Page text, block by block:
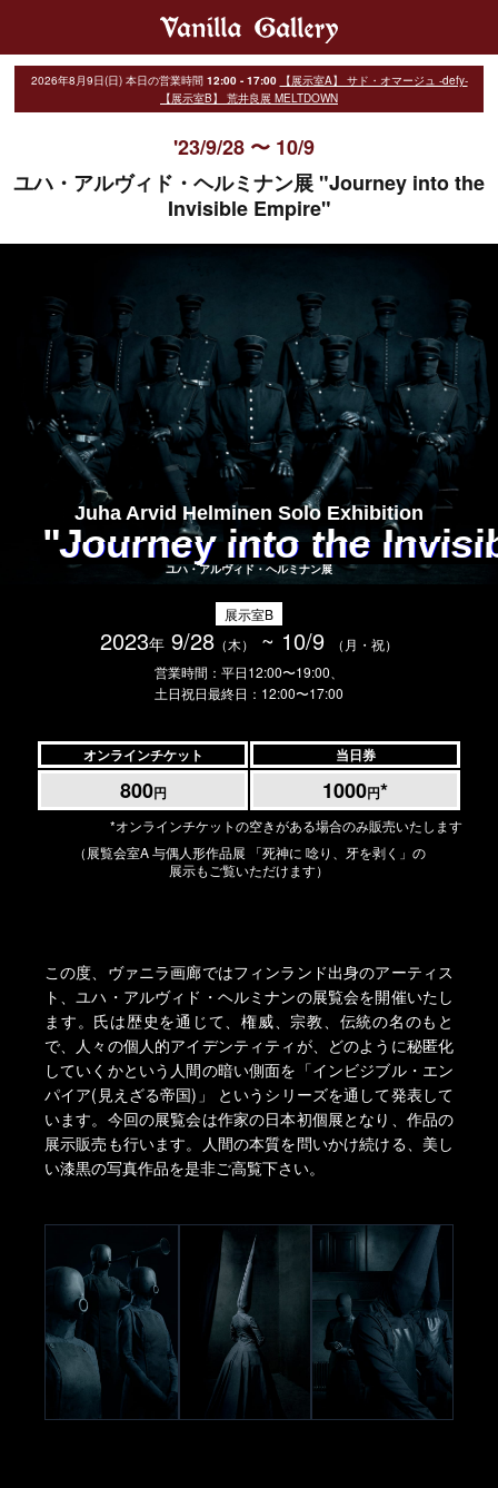
2026年8月9日(日) 本日の営業時間 12:00 - 17:00
【展示室A】 サド・オマージュ -defy-
【展示室B】 荒井良展 MELTDOWN
'23/9/28 〜 10/9
ユハ・アルヴィド・ヘルミナン展 "Journey into the
Invisible Empire"
Juha Arvid Helminen Solo Exhibition
"Journey into the
ユハ・アルヴィド・ヘルミナン展
展示室B
2023年 9/28 （木） ~ 10/9
（月・祝）
営業時間：平日12:00〜19:00、
土日祝日最終日：12:00〜17:00
オンラインチケット 当日券
800円 1000円*
*オンラインチケットの空きがある場合のみ販売いたします
（展覧会室A 与偶人形作品展 「死神に 唸り、牙を剥く」の
展示もご覧いただけます）
この度、ヴァニラ画廊ではフィンランド出身のアーティス
ト、ユハ・アルヴィド・ヘルミナンの展覧会を開催いたし
ます。氏は歴史を通じて、権威、宗教、伝統の名のもと
で、人々の個人的アイデンティティが、どのように秘匿化
していくかという人間の暗い側面を「インビジブル・エン
パイア(見えざる帝国)」 というシリーズを通して発表して
います。今回の展覧会は作家の日本初個展となり、作品の
展示販売も行います。人間の本質を問いかけ続ける、美し
い漆黒の写真作品を是非ご高覧下さい。